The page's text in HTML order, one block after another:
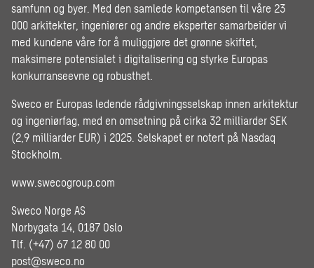
samfunn og byer. Med den samlede kompetansen til våre 23
000 arkitekter, ingeniører og andre eksperter samarbeider vi
med kundene våre for å muliggjøre det grønne skiftet,
maksimere potensialet i digitalisering og styrke Europas
konkurranseevne og robusthet.
Sweco er Europas ledende rådgivningsselskap innen arkitektur
og ingeniørfag, med en omsetning på cirka 32 milliarder SEK
(2,9 milliarder EUR) i 2025. Selskapet er notert på Nasdaq
Stockholm.
www.swecogroup.com
Sweco Norge AS
Norbygata 14, 0187 Oslo
Tlf. (+47) 67 12 80 00
post@sweco.no